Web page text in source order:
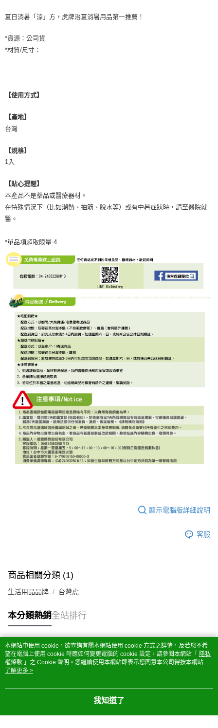
夏日消暑「涼」方，虎牌治夏消暑用品第一推薦！
*貨源：公司貨
*材質/尺寸：
【使用方式】
【產地】
台灣
【規格】
1入
【貼心提醒】
本產品不是藥品或醫療器材。
在特殊情況下（比如潮熱、抽筋、脫水等）或有中暑症狀時，請至醫院就
醫。
*單品項超取限量:4
顯示電腦版詳細說明
客服
商品相關分類 (1)
生活用品品牌 台灣虎
本分類熱銷全站排行
熱門標籤
本網站中使用 cookie，欲查詢有關本網站使用 cookie 方式之詳情，及若您不希
望在電腦上使用 cookie 時應如何變更電腦的 cookie 設定，請參閱本網站「 隱私
權條款 」之 Cookie 聲明。您繼續使用本網站即表示您同意本公司得按本網站使
用條款之 Cookie 聲明使用 cookie。
了解更多 >
我知道了